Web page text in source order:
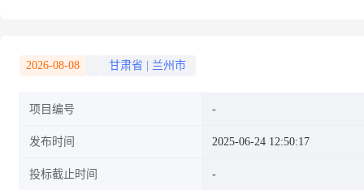
受理情况的公示
2026-08-08 甘肃省 兰州市
项目编号
发布时间 2025-06-24 12:50:17
投标截止时间